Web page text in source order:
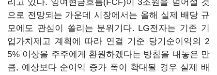
리고 있다. 잉여현금흐름(FCF)이 3조원을 넘어설 것
으로 전망되는 가운데 시장에서는 올해 실제 배당 규
모에도 관심이 쏠리는 분위기다. LG전자는 기존 기
업가치제고 계획에 따라 연결 기준 당기순이익의 2
5% 이상을 주주에게 환원하겠다는 방침을 내놓은 만
큼, 예상보다 순이익 증가 폭이 확대될 경우 실제 배